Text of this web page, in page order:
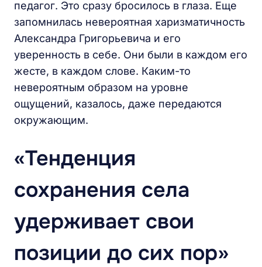
педагог. Это сразу бросилось в глаза. Еще
запомнилась невероятная харизматичность
Александра Григорьевича и его
уверенность в себе. Они были в каждом его
жесте, в каждом слове. Каким-то
невероятным образом на уровне
ощущений, казалось, даже передаются
окружающим.
«Тенденция
сохранения села
удерживает свои
позиции до сих пор»